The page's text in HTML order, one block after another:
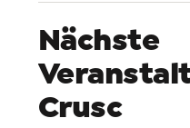
Nächste
Crusc